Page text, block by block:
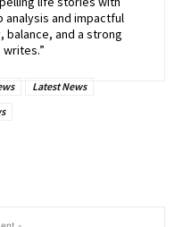
analysis and impactful
and a strong
Latest News